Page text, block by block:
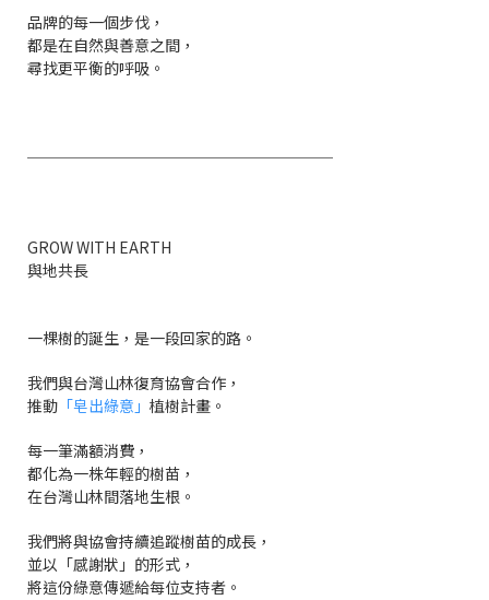
品牌的每一個步伐，
都是在自然與善意之間，
尋找更平衡的呼吸。
────────────────────
GROW WITH EARTH
與地共長
一棵樹的誕生，是一段回家的路。
我們與台灣山林復育協會合作，
推動 「皂出綠意」 植樹計畫。
每一筆滿額消費，
都化為一株年輕的樹苗，
在台灣山林間落地生根。
我們將與協會持續追蹤樹苗的成長，
並以「感謝狀」的形式，
將這份綠意傳遞給每位支持者。